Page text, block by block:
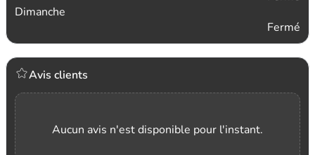
Dimanche
Fermé
Avis clients
Aucun avis n'est disponible pour l'instant.